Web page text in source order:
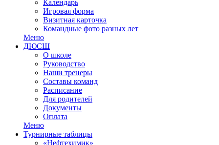
Календарь
Игровая форма
Визитная карточка
Командные фото разных лет
Меню
ДЮСШ
О школе
Руководство
Наши тренеры
Составы команд
Расписание
Для родителей
Документы
Оплата
Меню
Турнирные таблицы
«Нефтехимик»